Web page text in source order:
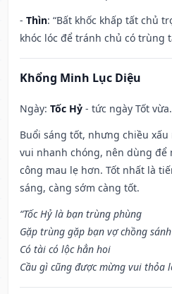
- Thìn: “Bất khốc khấp tất chủ
khóc lóc để tránh chủ có trùng
Khổng Minh Lục Diệu
Ngày: Tốc Hỷ - tức ngày Tốt vừa.
Buổi sáng tốt, nhưng chiều
vui nhanh chóng, nên dùng để
công mau lẹ hơn. Tốt nhất là
sáng, càng sớm càng tốt.
“Tốc Hỷ là bạn trùng phùng
Gặp trùng gặp bạn vợ chồng
Có tài có lộc hẳn hoi
Cầu gì cũng được mừng vui thỏa